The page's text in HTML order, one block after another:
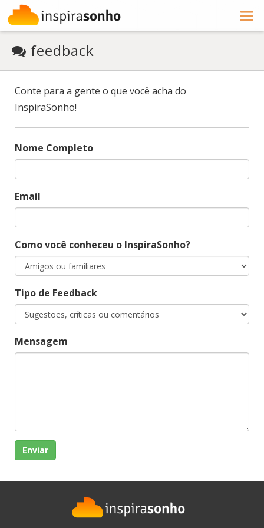
feedback
Conte para a gente o que você acha do
InspiraSonho!
Nome Completo
Email
Como você conheceu o InspiraSonho?
Tipo de Feedback
Mensagem
Enviar